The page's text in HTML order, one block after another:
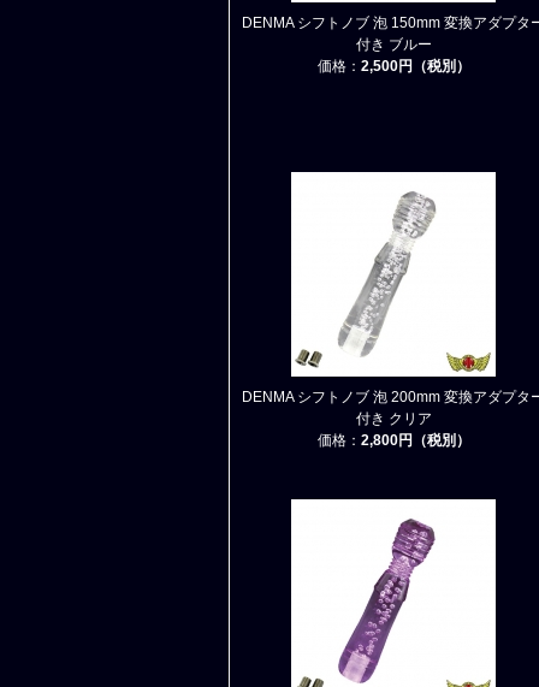
DENMA シフトノブ 泡 150mm 変換アダプタ
付き ブルー
価格： 2,500円（税別）
DENMA シフトノブ 泡 200mm 変換アダプタ
付き クリア
価格： 2,800円（税別）